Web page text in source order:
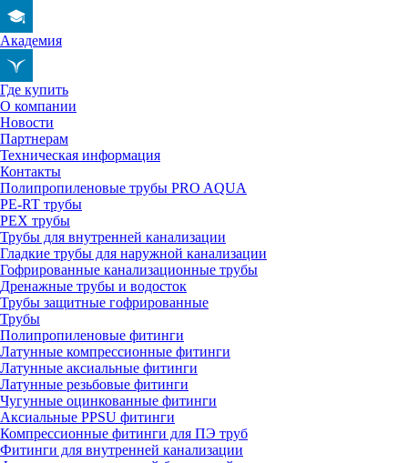
Академия
Где купить
О компании
Новости
Партнерам
Техническая информация
Контакты
Полипропиленовые трубы PRO AQUA
PE-RT трубы
PEX трубы
Трубы для внутренней канализации
Гладкие трубы для наружной канализации
Гофрированные канализационные трубы
Дренажные трубы и водосток
Трубы защитные гофрированные
Трубы
Полипропиленовые фитинги
Латунные компрессионные фитинги
Латунные аксиальные фитинги
Латунные резьбовые фитинги
Чугунные оцинкованные фитинги
Аксиальные PPSU фитинги
Компрессионные фитинги для ПЭ труб
Фитинги для внутренней канализации